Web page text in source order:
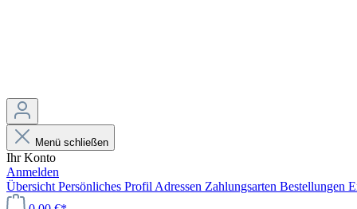
Menü schließen
Ihr Konto
Anmelden
Übersicht Persönliches Profil Adressen Zahlungsarten Bestellungen